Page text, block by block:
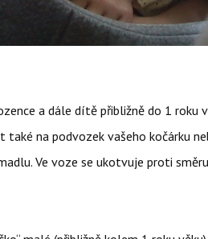
a dále dítě přibližně do 1 roku
na podvozek vašeho kočárku
Ve voze se ukotvuje proti